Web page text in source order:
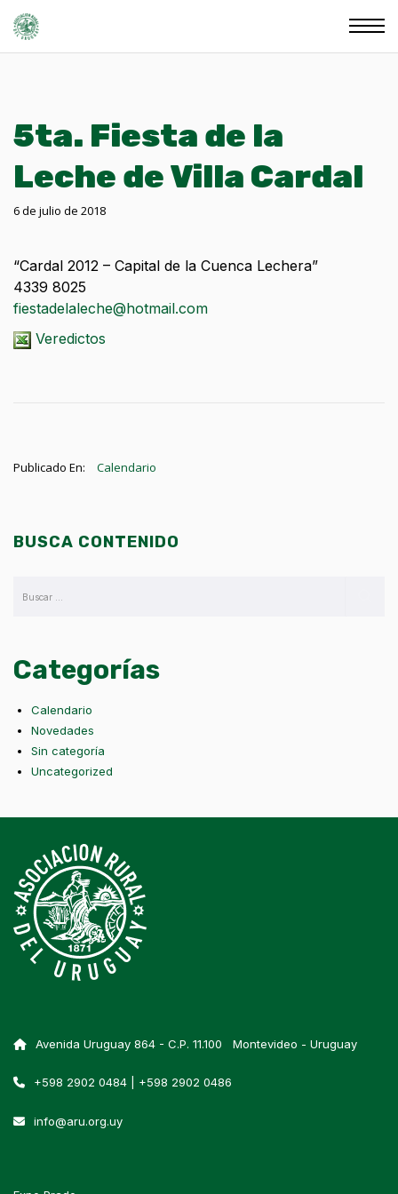
5ta. Fiesta de la
Leche de Villa Cardal
6 de julio de 2018
“Cardal 2012 – Capital de la Cuenca Lechera”
4339 8025
fiestadelaleche@hotmail.com
Veredictos
Publicado En: Calendario
BUSCA CONTENIDO
Categorías
Calendario
Novedades
Sin categoría
Uncategorized
Avenida Uruguay 864 - C.P. 11.100 Montevideo - Uruguay
+598 2902 0484 | +598 2902 0486
info@aru.org.uy